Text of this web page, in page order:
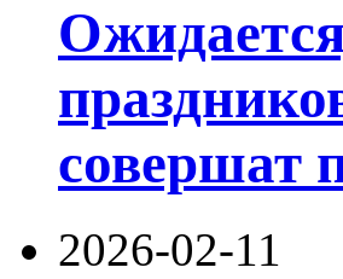
совершат
2026-02-11